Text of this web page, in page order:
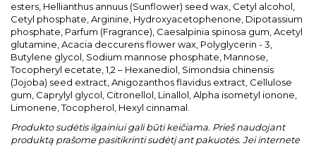
esters, Hellianthus annuus (Sunflower) seed wax, Cetyl alcohol,
Cetyl phosphate, Arginine, Hydroxyacetophenone, Dipotassium
phosphate, Parfum (Fragrance), Caesalpinia spinosa gum, Acetyl
glutamine, Acacia deccurens flower wax, Polyglycerin - 3,
Butylene glycol, Sodium mannose phosphate, Mannose,
Tocopheryl ecetate, 1,2 – Hexanediol, Simondsia chinensis
(Jojoba) seed extract, Anigozanthos flavidus extract, Cellulose
gum, Caprylyl glycol, Citronellol, Linallol, Alpha isometyl ionone,
Limonene, Tocopherol, Hexyl cinnamal.
Produkto sudėtis ilgainiui gali būti keičiama. Prieš naudojant
produktą prašome pasitikrinti sudėtį ant pakuotės. Jei internete